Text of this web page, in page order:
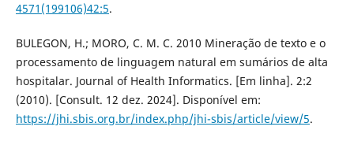
4571(199106)42:5.
BULEGON, H.; MORO, C. M. C. 2010 Mineração de texto e o
processamento de linguagem natural em sumários de alta
hospitalar. Journal of Health Informatics. [Em linha]. 2:2
(2010). [Consult. 12 dez. 2024]. Disponível em:
https://jhi.sbis.org.br/index.php/jhi-sbis/article/view/5.